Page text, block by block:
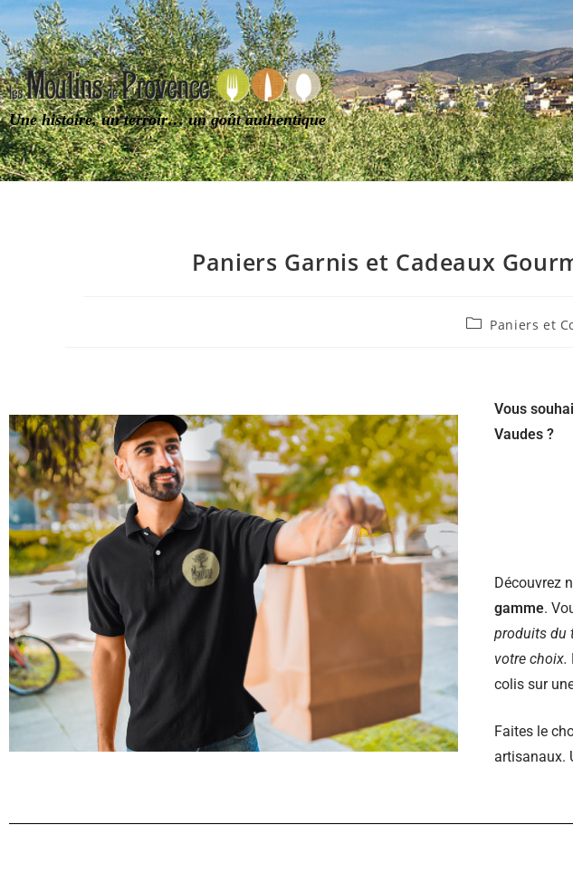
Une histoire, un terroir… un goût authentique
Paniers Garnis et Cadeaux
Paniers et
Vous
Vaudes ?
Découvrez
gamme.
produits du
votre choix.
colis sur
Faites le
artisanaux.